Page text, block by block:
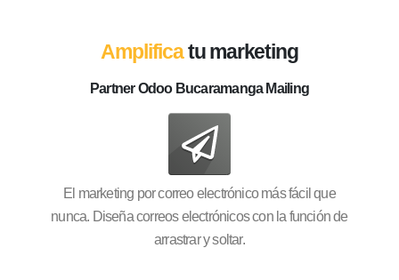
Amplificatu marketing
Partner Odoo Bucaramanga Mailing
El marketing por correo electrónico más fácil que
nunca. Diseña correos electrónicos con la función de
arrastrar y soltar.